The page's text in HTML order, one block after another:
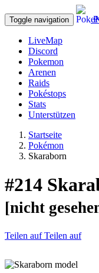
Toggle navigation
LiveMap
Discord
Pokemon
Arenen
Raids
Pokéstops
Stats
Unterstützen
Startseite
Pokémon
Skaraborn
#214
[nicht
Teilen aufTeilen auf